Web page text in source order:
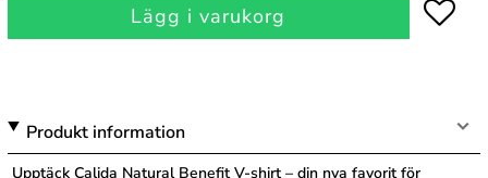
Lägg i varukorg
Produkt information
Upptäck Calida Natural Benefit V-shirt – din nya favorit för